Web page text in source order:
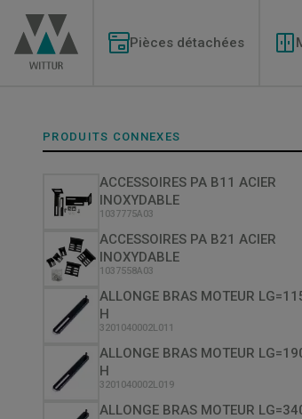
contenu
principal
Pièces détachées
PRODUITS CONNEXES
ACCESSOIRES PA B11 ACIER
INOXYDABLE
1037775A03
ACCESSOIRES PA B21 ACIER
INOXYDABLE
1037558A03
ALLONGE BRAS MOTEUR
H
3201040002L011
ALLONGE BRAS MOTEUR
H
3201040002L019
ALLONGE BRAS MOTEUR